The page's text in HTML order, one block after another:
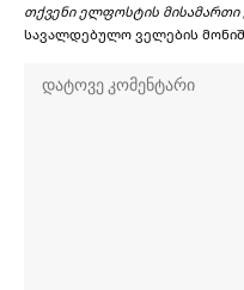
თქვენი ელფოსტის მისამართი
სავალდებულო ველების